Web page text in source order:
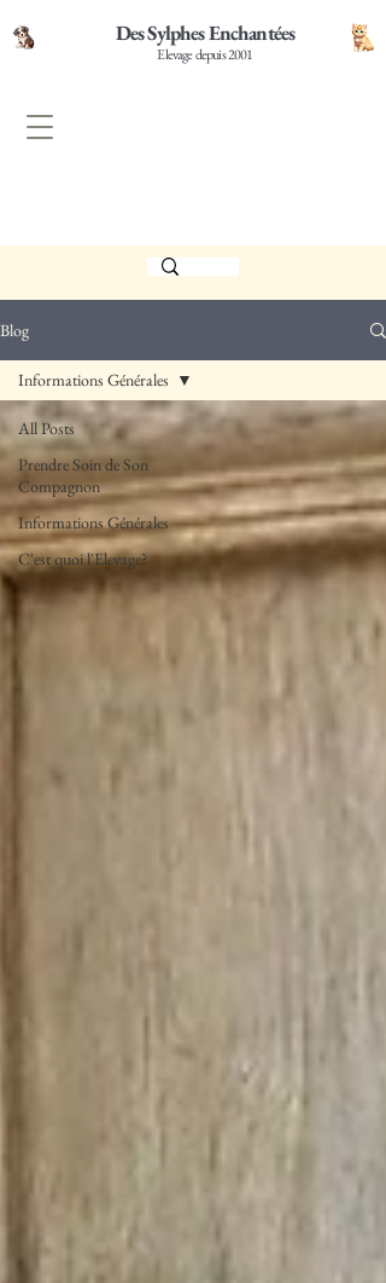
Des Sylphes Enchantées
Elevage depuis 2001
Blog
All Posts
Prendre Soin de Son
Compagnon
Informations Générales
C'est quoi l'Elevage?
Informations Générales